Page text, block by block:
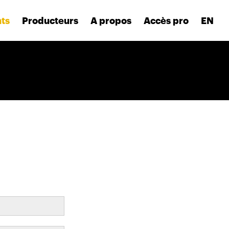
Producteurs A propos Accès pro EN